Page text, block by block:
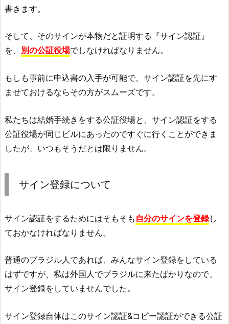
書きます。
そして、そのサインが本物だと証明する『サイン認証』
を、 別の公証役場でしなければなりません。
もしも事前に申込書の入手が可能で、サイン認証を先にす
ませておけるならその方がスムーズです。
私たちは結婚手続きをする公証役場と、サイン認証をする
公証役場が同じビルにあったのですぐに行くことができま
したが、いつもそうだとは限りません。
サイン登録について
サイン認証をするためにはそもそも 自分のサインを登録し
ておかなければなりません。
普通のブラジル人であれば、みんなサイン登録をしている
はずですが、私は外国人でブラジルに来たばかりなので、
サイン登録をしていませんでした。
サイン登録自体はこのサイン認証&コピー認証ができる公証